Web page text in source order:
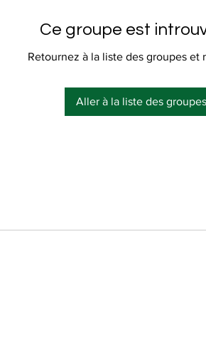
Ce groupe est
Retournez à la liste des groupes et
Aller à la liste des groupes